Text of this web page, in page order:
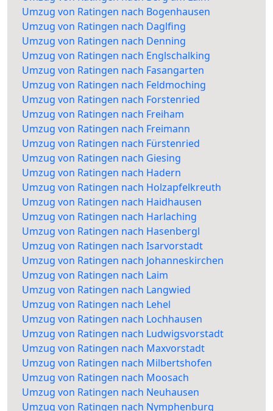
Umzug von Ratingen nach Bogenhausen
Umzug von Ratingen nach Daglfing
Umzug von Ratingen nach Denning
Umzug von Ratingen nach Englschalking
Umzug von Ratingen nach Fasangarten
Umzug von Ratingen nach Feldmoching
Umzug von Ratingen nach Forstenried
Umzug von Ratingen nach Freiham
Umzug von Ratingen nach Freimann
Umzug von Ratingen nach Fürstenried
Umzug von Ratingen nach Giesing
Umzug von Ratingen nach Hadern
Umzug von Ratingen nach Holzapfelkreuth
Umzug von Ratingen nach Haidhausen
Umzug von Ratingen nach Harlaching
Umzug von Ratingen nach Hasenbergl
Umzug von Ratingen nach Isarvorstadt
Umzug von Ratingen nach Johanneskirchen
Umzug von Ratingen nach Laim
Umzug von Ratingen nach Langwied
Umzug von Ratingen nach Lehel
Umzug von Ratingen nach Lochhausen
Umzug von Ratingen nach Ludwigsvorstadt
Umzug von Ratingen nach Maxvorstadt
Umzug von Ratingen nach Milbertshofen
Umzug von Ratingen nach Moosach
Umzug von Ratingen nach Neuhausen
Umzug von Ratingen nach Nymphenburg